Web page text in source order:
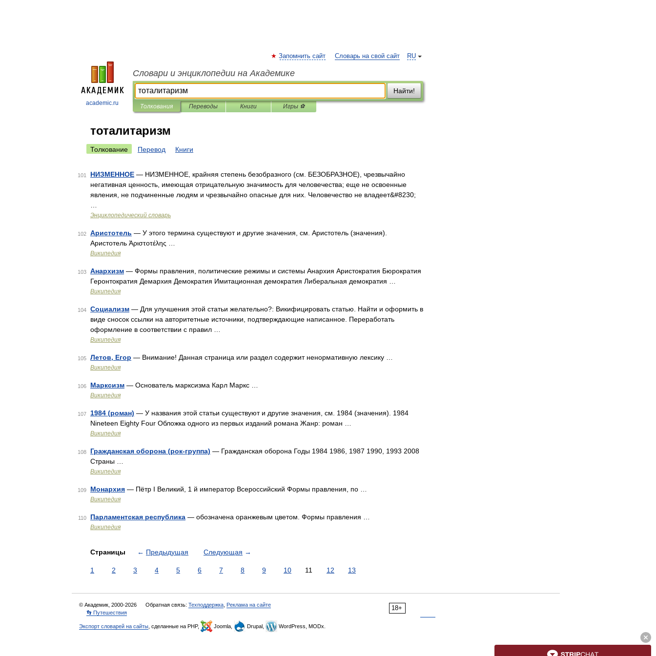
academic.ru
RU
Запомнить сайт Словарь на свой сайт
Словари и энциклопедии на Академике
Найти!
Толкования Переводы Книги Игры ⚽
тоталитаризм
Толкование Перевод Книги
101 НИЗМЕННОЕ — НИЗМЕННОЕ, крайняя степень безобразного (см. БЕЗОБРАЗНОЕ), чрезвычайно
негативная ценность, имеющая отрицательную значимость для человечества; еще не освоенные
явления, не подчиненные людям и чрезвычайно опасные для них. Человечество не владеет&#8230;
Энциклопедический словарь
102 Аристотель — У этого термина существуют и другие значения, см. Аристотель (значения).
Аристотель Ἀριστοτέλης …
Википедия
103 Анархизм — Формы правления, политические режимы и системы Анархия Аристократия Бюрократия
Геронтократия Демархия Демократия Имитационная демократия Либеральная демократия …
Википедия
104 Социализм — Для улучшения этой статьи желательно?: Викифицировать статью. Найти и оформить в
виде сносок ссылки на авторитетные источники, подтверждающие написанное. Переработать
оформление в соответствии с правил …
Википедия
105 Летов, Егор — Внимание! Данная страница или раздел содержит ненормативную лексику …
Википедия
106 Марксизм — Основатель марксизма Карл Маркс …
Википедия
107 1984 (роман) — У названия этой статьи существуют и другие значения, см. 1984 (значения). 1984
Nineteen Eighty Four Обложка одного из первых изданий романа Жанр: роман …
Википедия
108 Гражданская оборона (рок-группа) — Гражданская оборона Годы 1984 1986, 1987 1990, 1993 2008
Страны …
Википедия
109 Монархия — Пётр I Великий, 1 й император Всероссийский Формы правления, по …
Википедия
110 Парламентская республика — обозначена оранжевым цветом. Формы правления …
Википедия
Страницы ← Предыдущая Следующая →
1 2 3 4 5 6 7 8 9 10 11 12 13
18+
© Академик, 2000-2026 Обратная связь: Техподдержка Реклама на сайте
👣 Путешествия
Экспорт словарей на сайты , сделанные на PHP, Joomla, Drupal, WordPress, MODx.